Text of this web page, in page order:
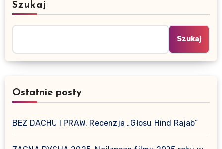
Szukaj
Szukaj
Ostatnie posty
BEZ DACHU I PRAW. Recenzja „Głosu Hind Rajab”